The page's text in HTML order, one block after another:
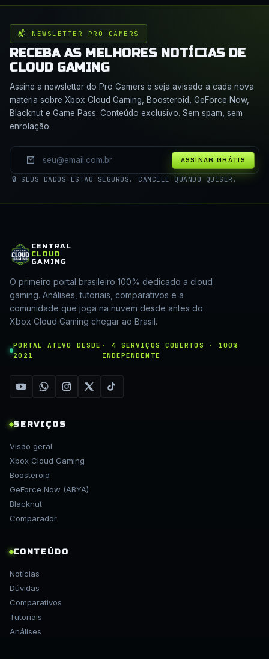
📬 NEWSLETTER PRO GAMERS
RECEBA AS MELHORES NOTÍCIAS DE
CLOUD GAMING
Assine a newsletter do Pro Gamers e seja avisado a cada nova
matéria sobre Xbox Cloud Gaming, Boosteroid, GeForce Now,
Blacknut e Game Pass. Conteúdo exclusivo. Sem spam, sem
enrolação.
ASSINAR GRÁTIS
🔒 SEUS DADOS ESTÃO SEGUROS. CANCELE QUANDO QUISER.
CENTRAL
CLOUD
GAMING
O primeiro portal brasileiro 100% dedicado a cloud
gaming. Análises, tutoriais, comparativos e a
comunidade que joga na nuvem desde antes do
Xbox Cloud Gaming chegar ao Brasil.
PORTAL ATIVO DESDE
2021
· 4 SERVIÇOS COBERTOS · 100%
INDEPENDENTE
SERVIÇOS
Visão geral
Xbox Cloud Gaming
Boosteroid
GeForce Now (ABYA)
Blacknut
Comparador
CONTEÚDO
Notícias
Dúvidas
Comparativos
Tutoriais
Análises